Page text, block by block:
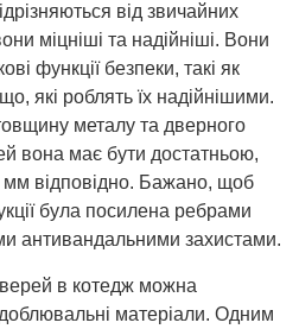
від звичайних
міцніші та надійніші. Вони
функції безпеки, такі як
які роблять їх надійнішими.
металу та дверного
вона має бути достатньою,
відповідно. Бажано, щоб
була посилена ребрами
антивандальними захистами.
в котедж можна
матеріали. Одним